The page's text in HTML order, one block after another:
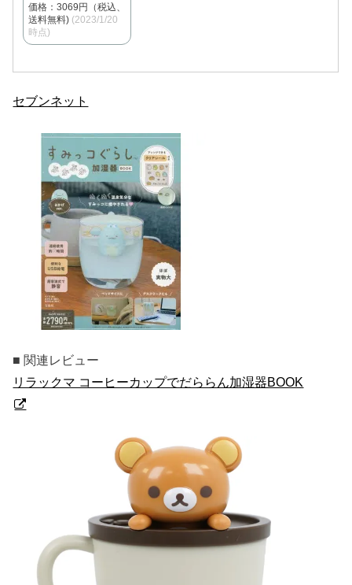
価格：3069円（税込、
送料無料) (2023/1/20
時点)
セブンネット
■ 関連レビュー
リラックマ コーヒーカップでだららん加湿器BOOK